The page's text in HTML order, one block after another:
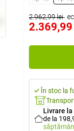
2.962,99 lei
În stoc la
Livrare
de la